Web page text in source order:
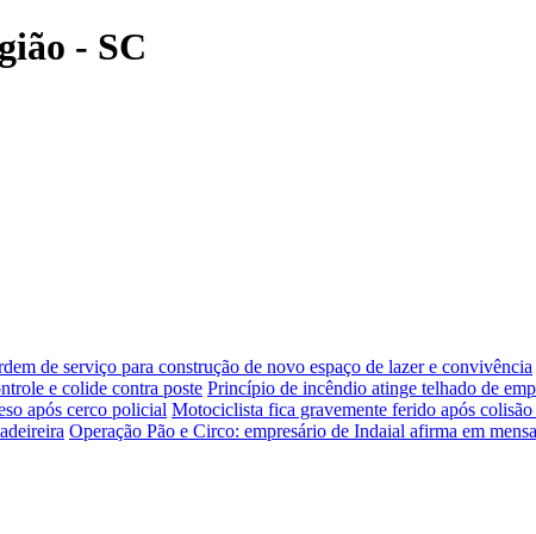
- SC
de serviço para construção de novo espaço de lazer e convivência
e colide contra poste Princípio de incêndio atinge telhado de
após cerco policial Motociclista fica gravemente ferido após
Operação Pão e Circo: empresário de Indaial afirma em